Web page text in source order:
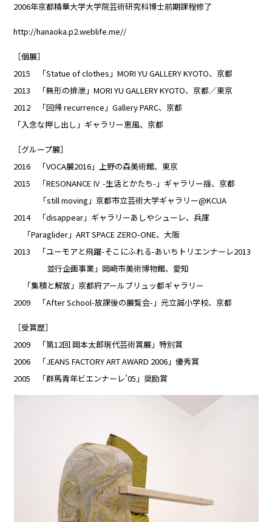
2006年京都精華大学大学院芸術研究科博士前期課程修了
http://hanaoka.p2.weblife.me//
［個展］
2015 「Statue of clothes」MORI YU GALLERY KYOTO、京都
2013 「無形の排泄」MORI YU GALLERY KYOTO、京都／東京
2012 「回帰 recurrence」Gallery PARC、京都
「入念な押し出し」ギャラリー恵風、京都
［グループ展］
2016 「VOCA展2016」上野の森美術館、東京
2015 「RESONANCE Ⅳ -生活とかたち-」ギャラリー揺、京都
「still moving」京都市立芸術大学ギャラリー@KCUA
2014 「disappear」ギャラリーあしやシューレ、兵庫
「Paraglider」ART SPACE ZERO-ONE、大阪
2013 「ユーモアと飛躍-そこにふれる-あいちトリエンナーレ2013
並行企画事業」岡崎市美術博物館、愛知
「集積と解放」京都府アールブリュッ都ギャラリー
2009 「After School-放課後の展覧会-」元立誠小学校、京都
［受賞歴］
2009 「第12回 岡本太郎現代芸術賞展」特別賞
2006 「JEANS FACTORY ART AWARD 2006」優秀賞
2005 「群馬青年ビエンナーレ’05」奨励賞